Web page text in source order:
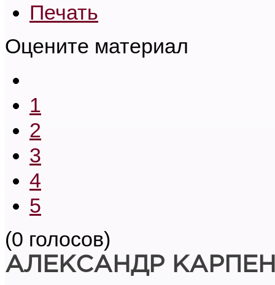
Печать
Оцените материал
1
2
3
4
5
(0 голосов)
АЛЕКСАНДР